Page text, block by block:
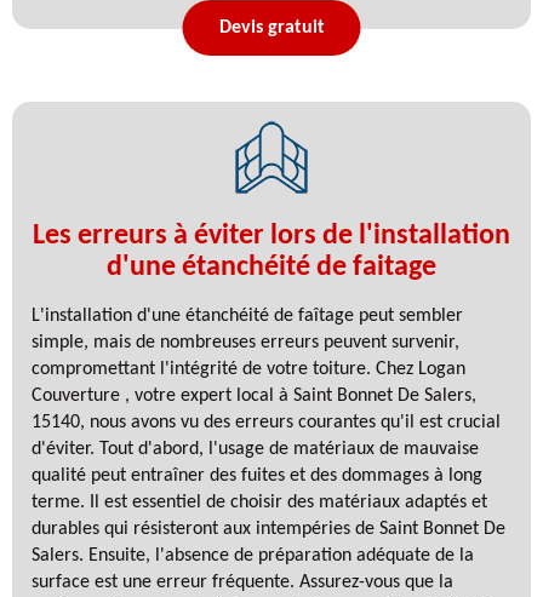
Devis gratuit
Les erreurs à éviter lors de l'installation
d'une étanchéité de faitage
L'installation d'une étanchéité de faîtage peut sembler
simple, mais de nombreuses erreurs peuvent survenir,
compromettant l'intégrité de votre toiture. Chez Logan
Couverture , votre expert local à Saint Bonnet De Salers,
15140, nous avons vu des erreurs courantes qu'il est crucial
d'éviter. Tout d'abord, l'usage de matériaux de mauvaise
qualité peut entraîner des fuites et des dommages à long
terme. Il est essentiel de choisir des matériaux adaptés et
durables qui résisteront aux intempéries de Saint Bonnet De
Salers. Ensuite, l'absence de préparation adéquate de la
surface est une erreur fréquente. Assurez-vous que la